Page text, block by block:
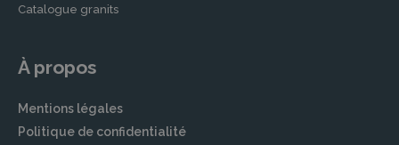
Catalogue granits
À propos
Mentions légales
Politique de confidentialité